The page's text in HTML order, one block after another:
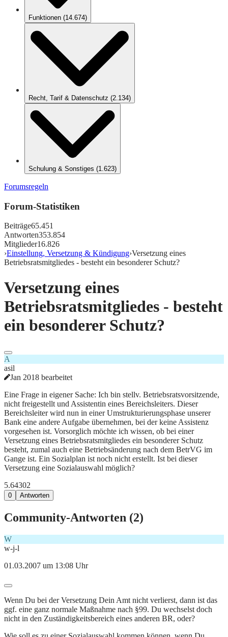
Funktionen (14.674)
Recht, Tarif & Datenschutz (2.134)
Schulung & Sonstiges (1.623)
Forumsregeln
Forum-Statistiken
Beiträge65.451
Antworten353.854
Mitglieder16.826
›Einstellung, Versetzung & Kündigung›Versetzung eines
Betriebsratsmitgliedes - besteht ein besonderer Schutz?
Versetzung eines
Betriebsratsmitgliedes - besteht
ein besonderer Schutz?
A
asil
Jan 2018 bearbeitet
Eine Frage in eigener Sache: Ich bin stellv. Betriebsratsvorsitzende,
nicht freigestellt und Assistentin eines Bereichsleiters. Dieser
Bereichsleiter wird nun in einer Umstrukturierungsphase unserer
Bank eine andere Aufgabe übernehmen, bei der keine Assistenz
vorgesehen ist. Vorsorglich möchte ich wissen, ob bei einer
Versetzung eines Betriebsratsmitgliedes ein besonderer Schutz
besteht, zumal auch eine Betriebsänderung nach dem BetrVG im
Gange ist. Ein Sozialplan ist noch nicht erstellt. Ist bei dieser
Versetzung eine Sozialauswahl möglich?
5.64302
0 Antworten
Community-Antworten (2)
W
w-j-l
01.03.2007 um 13:08 Uhr
Wenn Du bei der Versetzung Dein Amt nicht verlierst, dann ist das
ggf. eine ganz normale Maßnahme nach §99. Du wechselst doch
nicht in den Zuständigkeitsbereich eines anderen BR, oder?